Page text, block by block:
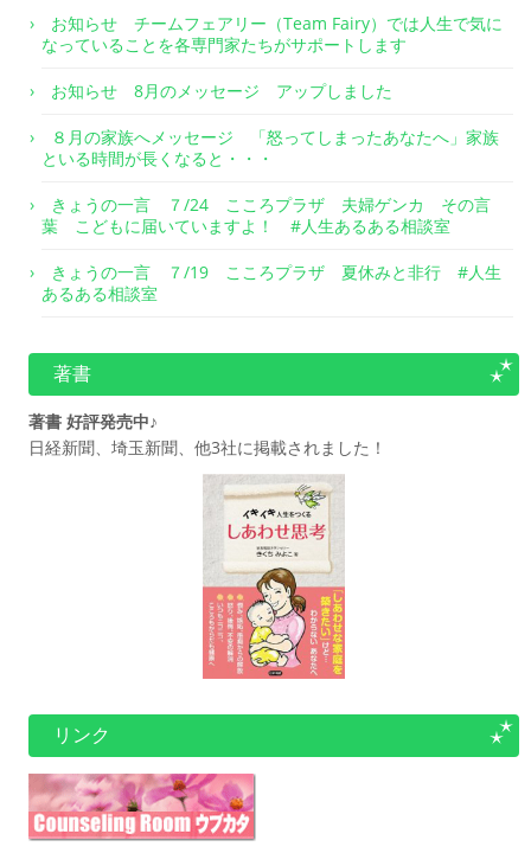
お知らせ チームフェアリー（Team Fairy）では人生で気に
なっていることを各専門家たちがサポートします
お知らせ 8月のメッセージ アップしました
８月の家族へメッセージ 「怒ってしまったあなたへ」家族
といる時間が長くなると・・・
きょうの一言 ７/24 こころプラザ 夫婦ゲンカ その言
葉 こどもに届いていますよ！ #人生あるある相談室
きょうの一言 ７/19 こころプラザ 夏休みと非行 #人生
あるある相談室
著書
著書 好評発売中♪
日経新聞、埼玉新聞、他3社に掲載されました！
リンク